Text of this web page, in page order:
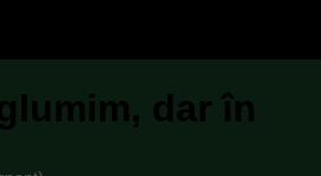
dar în